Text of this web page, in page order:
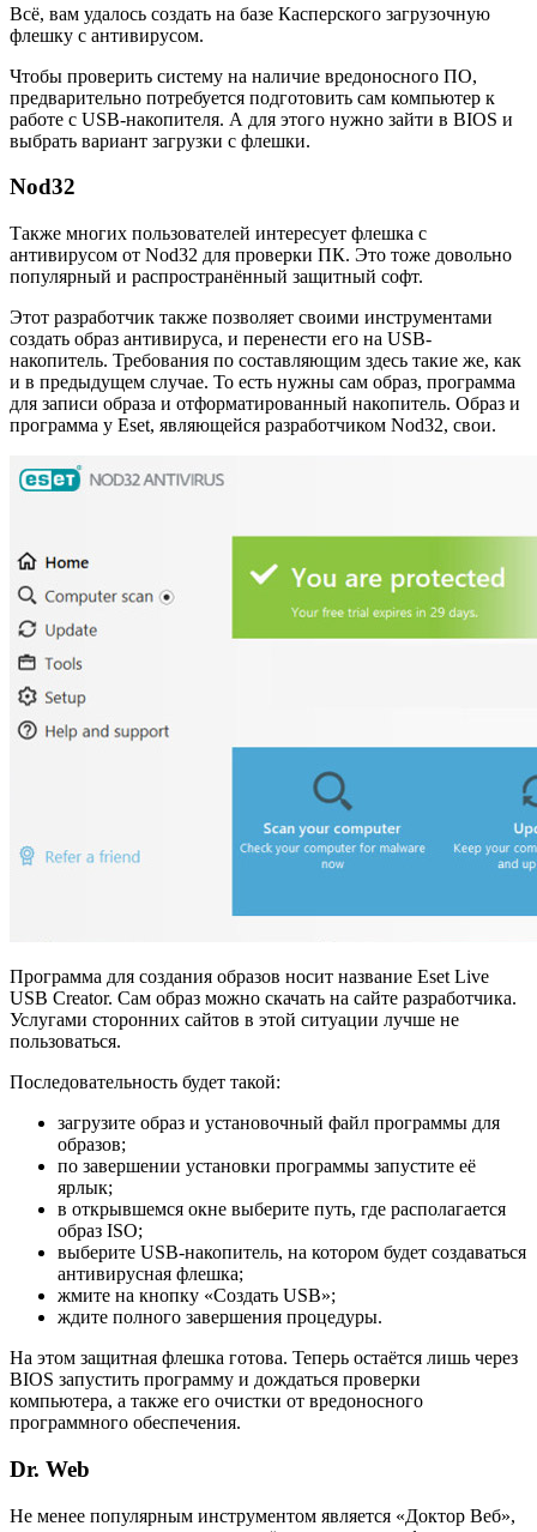
Всё, вам удалось создать на базе Касперского загрузочную
флешку с антивирусом.
Чтобы проверить систему на наличие вредоносного ПО,
предварительно потребуется подготовить сам компьютер к
работе с USB-накопителя. А для этого нужно зайти в BIOS и
выбрать вариант загрузки с флешки.
Nod32
Также многих пользователей интересует флешка с
антивирусом от Nod32 для проверки ПК. Это тоже довольно
популярный и распространённый защитный софт.
Этот разработчик также позволяет своими инструментами
создать образ антивируса, и перенести его на USB-
накопитель. Требования по составляющим здесь такие же, как
и в предыдущем случае. То есть нужны сам образ, программа
для записи образа и отформатированный накопитель. Образ и
программа у Eset, являющейся разработчиком Nod32, свои.
Программа для создания образов носит название Eset Live
USB Creator. Сам образ можно скачать на сайте разработчика.
Услугами сторонних сайтов в этой ситуации лучше не
пользоваться.
Последовательность будет такой:
загрузите образ и установочный файл программы для
образов;
по завершении установки программы запустите её
ярлык;
в открывшемся окне выберите путь, где располагается
образ ISO;
выберите USB-накопитель, на котором будет создаваться
антивирусная флешка;
жмите на кнопку «Создать USB»;
ждите полного завершения процедуры.
На этом защитная флешка готова. Теперь остаётся лишь через
BIOS запустить программу и дождаться проверки
компьютера, а также его очистки от вредоносного
программного обеспечения.
Dr. Web
Не менее популярным инструментом является «Доктор Веб»,